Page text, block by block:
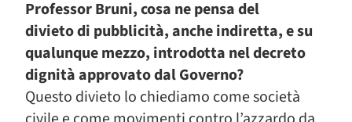
Professor Bruni, cosa ne pensa del
divieto di pubblicità, anche indiretta, e su
qualunque mezzo, introdotta nel decreto
dignità approvato dal Governo?
Questo divieto lo chiediamo come società